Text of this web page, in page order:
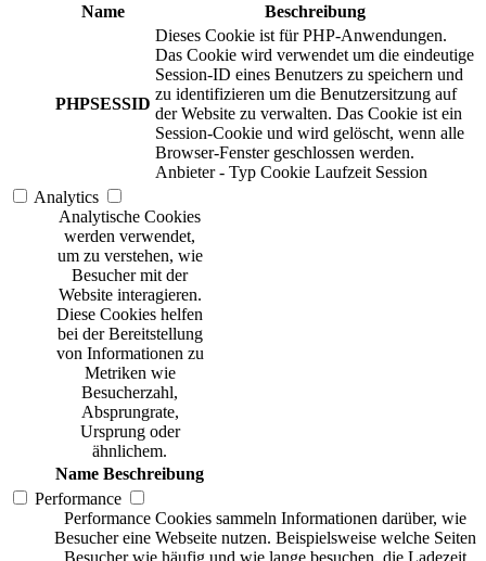
Name
Beschreibung
PHPSESSID
Dieses Cookie ist für PHP-Anwendungen.
Das Cookie wird verwendet um die eindeutige
Session-ID eines Benutzers zu speichern und
zu identifizieren um die Benutzersitzung auf
der Website zu verwalten. Das Cookie ist ein
Session-Cookie und wird gelöscht, wenn alle
Browser-Fenster geschlossen werden.
Anbieter - Typ Cookie Laufzeit Session
Analytics
Analytische Cookies
werden verwendet,
um zu verstehen, wie
Besucher mit der
Website interagieren.
Diese Cookies helfen
bei der Bereitstellung
von Informationen zu
Metriken wie
Besucherzahl,
Absprungrate,
Ursprung oder
ähnlichem.
Name Beschreibung
Performance
Performance Cookies sammeln Informationen darüber, wie
Besucher eine Webseite nutzen. Beispielsweise welche Seiten
Besucher wie häufig und wie lange besuchen, die Ladezeit